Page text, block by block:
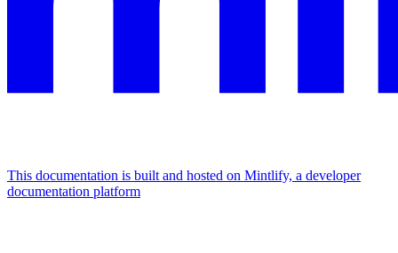
This documentation is built and hosted on Mintlify, a developer
documentation platform